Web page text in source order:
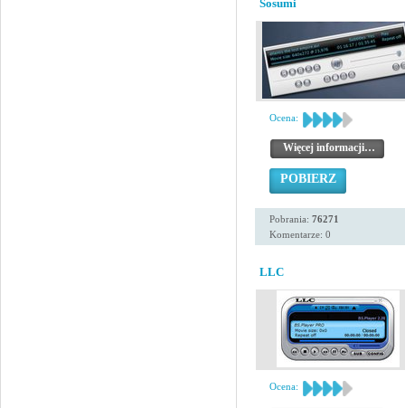
Sosumi
Ocena:
Więcej informacji…
POBIERZ
Pobrania: 76271
Komentarze: 0
LLC
Ocena: